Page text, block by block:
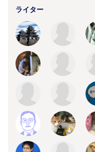
ライター